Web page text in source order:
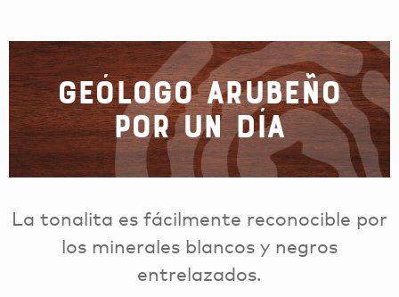
Geólogo arubeño
por un día
La tonalita es fácilmente reconocible por
los minerales blancos y negros
entrelazados.